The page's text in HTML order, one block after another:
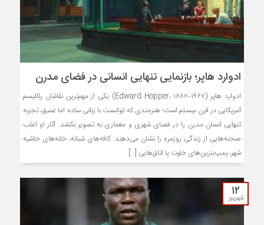
ادوارد هاپر؛ بازنمایی تنهایی انسانی در فضای مدرن
ادوارد هاپر (Edward Hopper، ۱۸۸۲–۱۹۶۷) یکی از مهم‌ترین نقاشان رئالیسم
آمریکایی در قرن بیستم است؛ هنرمندی که توانست با زبانی ساده اما عمیق، تجربه
تنهایی انسان مدرن را در فضای شهری و معماری به تصویر بکشد. آثار او اغلب
صحنه‌هایی از زندگی روزمره را نشان می‌دهند: کافه‌های شبانه، خانه‌های حاشیه
شهر، پمپ‌بنزین‌های خلوت یا اتاق‌هایی […]
۱۲
شهریور